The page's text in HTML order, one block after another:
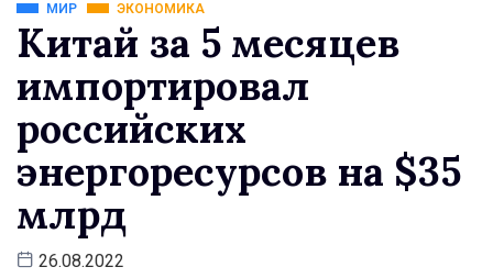
МИР ЭКОНОМИКА
Китай за 5 месяцев
импортировал
российских
энергоресурсов на $35
млрд
26.08.2022